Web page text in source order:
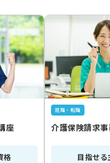
座
格
就職・転職
介護保険請求
目指せ